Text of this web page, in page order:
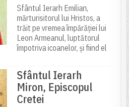
Sfântul Ierarh Emilian,
mărturisitorul lui Hristos, a
trăit pe vremea împărăției lui
Leon Armeanul, luptătorul
împotriva icoanelor, și fiind el
Sfântul Ierarh
Miron, Episcopul
Cretei